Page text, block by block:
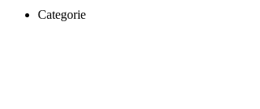
Categorie